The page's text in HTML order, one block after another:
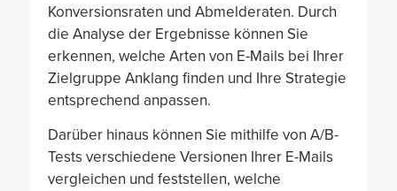
Konversionsraten und Abmelderaten. Durch
die Analyse der Ergebnisse können Sie
erkennen, welche Arten von E-Mails bei Ihrer
Zielgruppe Anklang finden und Ihre Strategie
entsprechend anpassen.
Darüber hinaus können Sie mithilfe von A/B-
Tests verschiedene Versionen Ihrer E-Mails
vergleichen und feststellen, welche